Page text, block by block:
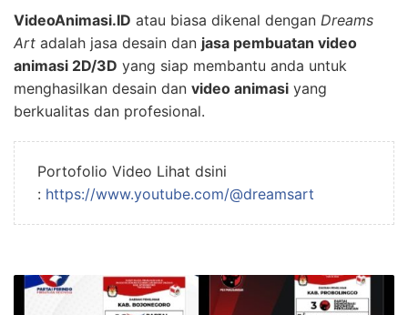
VideoAnimasi.ID atau biasa dikenal dengan Dreams
Art adalah jasa desain dan jasa pembuatan video
animasi 2D/3D yang siap membantu anda untuk
menghasilkan desain dan video animasi yang
berkualitas dan profesional.
Portofolio Video Lihat dsini
: https://www.youtube.com/@dreamsart